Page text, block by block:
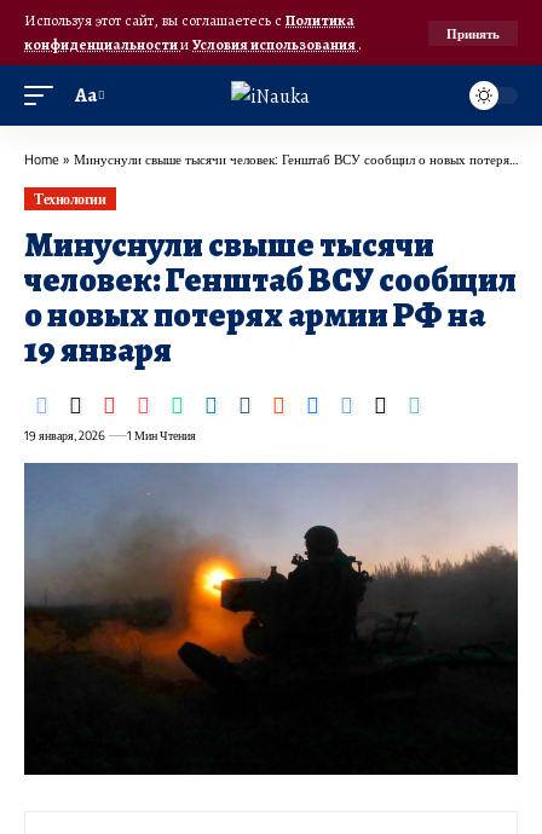
Используя этот сайт, вы соглашаетесь с Политика
конфиденциальностииУсловия использования.
Принять
Аа
Home » Минуснули свыше тысячи человек: Генштаб ВСУ сообщил о новых потерях армии РФ на 19 января
Технологии
Минуснули свыше тысячи
человек: Генштаб ВСУ сообщил
о новых потерях армии РФ на
19 января
19 января, 2026 1 Мин Чтения